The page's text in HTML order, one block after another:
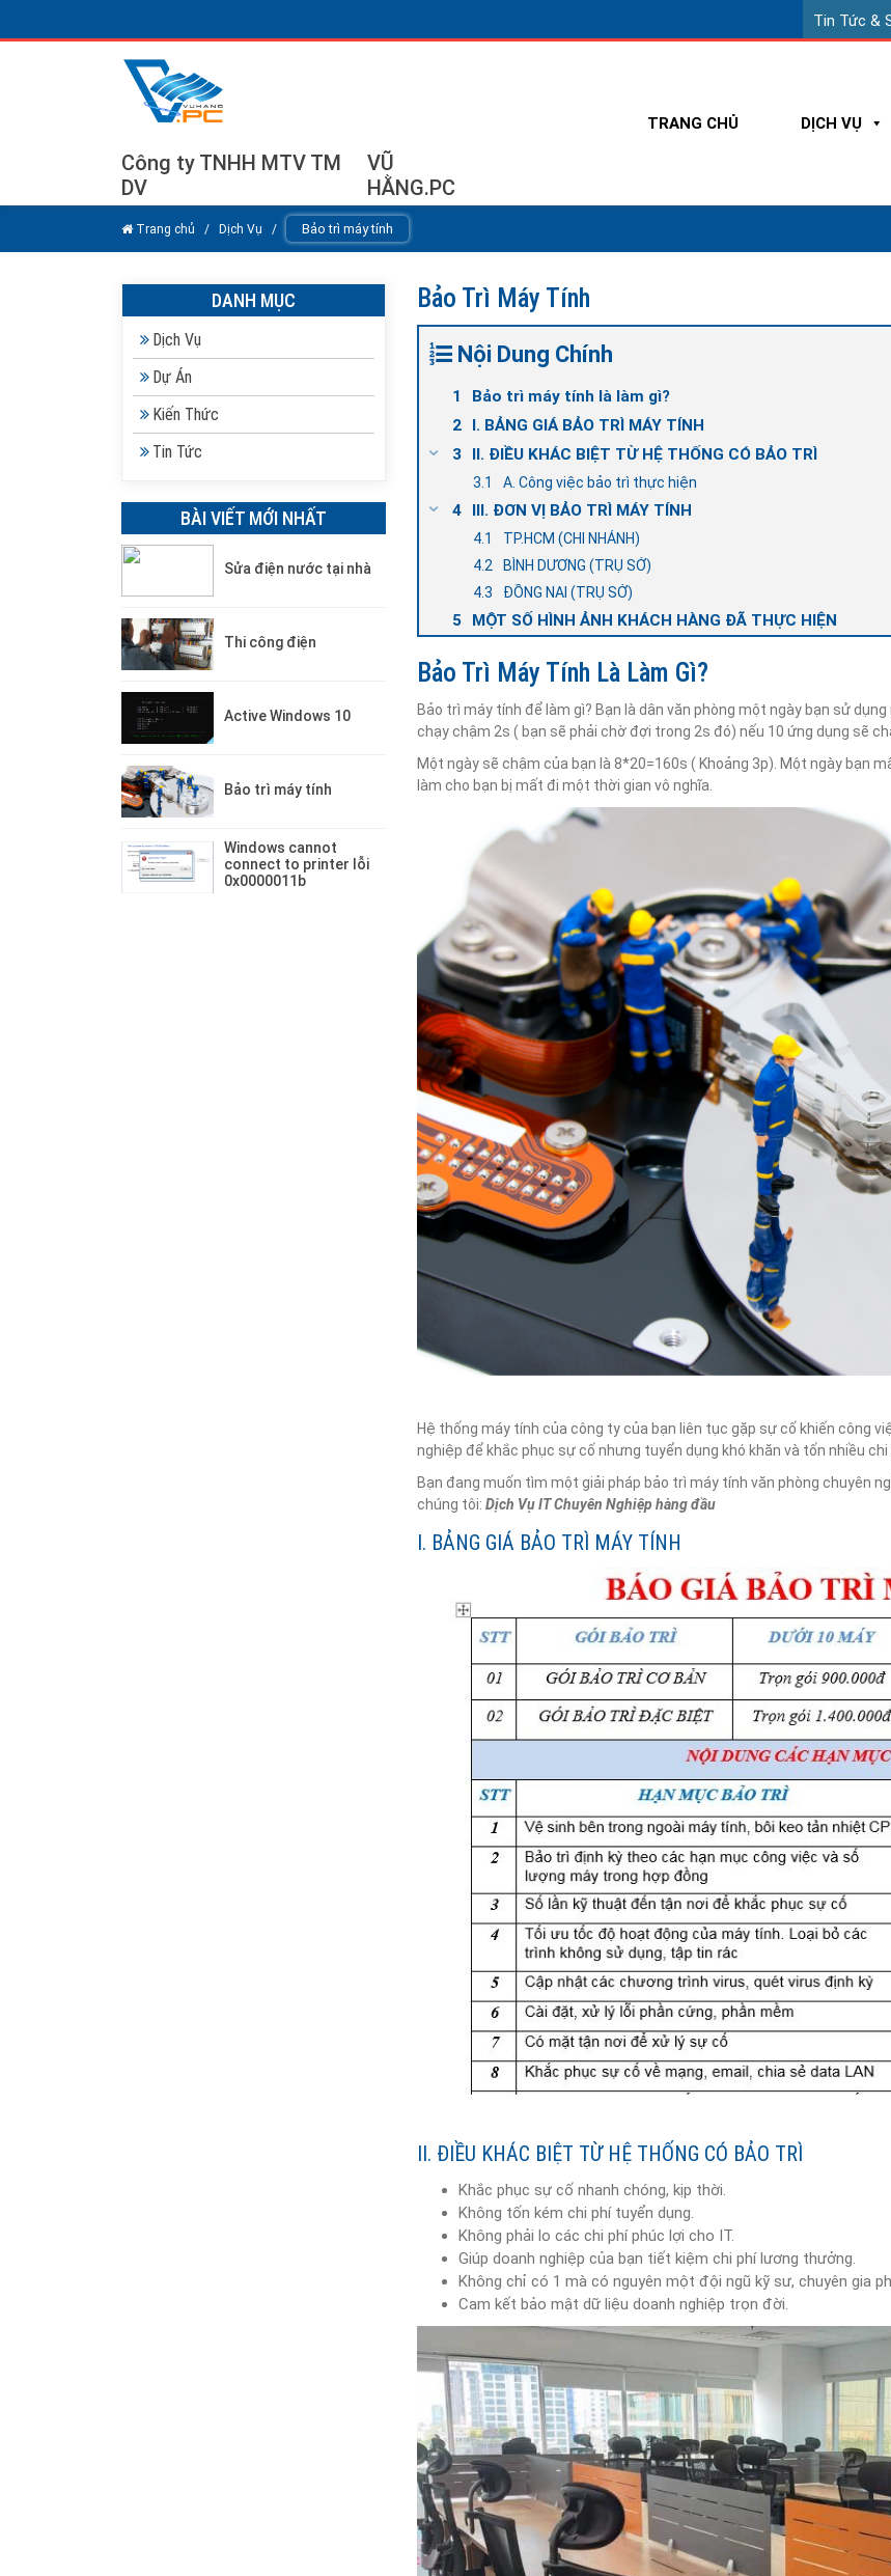
Tin Tức &
Công ty TNHH MTV TM
DV
VŨ
HẰNG.PC
TRANG CHỦ DỊCH VỤ
Trang chủ / Dịch Vụ / Bảo trì máy tính
DANH MỤC
Dịch Vụ
Dự Án
Kiến Thức
Tin Tức
BÀI VIẾT MỚI NHẤT
Sửa điện nước tại nhà
Thi công điện
Active Windows 10
Bảo trì máy tính
Windows cannot
connect to printer lỗi
0x0000011b
Bảo Trì Máy Tính
Nội Dung Chính
Bảo trì máy tính là làm gì?
I. BẢNG GIÁ BẢO TRÌ MÁY TÍNH
II. ĐIỀU KHÁC BIỆT TỪ HỆ THỐNG CÓ BẢO TRÌ
A. Công việc bảo trì thực hiện
III. ĐƠN VỊ BẢO TRÌ MÁY TÍNH
TP.HCM (CHI NHÁNH)
BÌNH DƯƠNG (TRỤ SỞ)
ĐỒNG NAI (TRỤ SỞ)
MỘT SỐ HÌNH ẢNH KHÁCH HÀNG ĐÃ THỰC HIỆN
Bảo Trì Máy Tính Là Làm Gì?
Bảo trì máy tính để làm gì? Bạn là dân văn phòng một ngày bạn sử
chạy chậm 2s ( bạn sẽ phải chờ đợi trong 2s đó) nếu 10 ứng dụng sẽ
Một ngày sẽ chậm của bạn là 8*20=160s ( Khoảng 3p). Một ngày bạn
làm cho bạn bị mất đi một thời gian vô nghĩa.
Hệ thống máy tính của công ty của bạn liên tục gặp sự cố khiến công
nghiệp để khắc phục sự cố nhưng tuyển dụng khó khăn và tốn nhiều chi
Bạn đang muốn tìm một giải pháp bảo trì máy tính văn phòng chuyên
chúng tôi: Dịch Vụ IT Chuyên Nghiệp hàng đầu
I. BẢNG GIÁ BẢO TRÌ MÁY TÍNH
II. ĐIỀU KHÁC BIỆT TỪ HỆ THỐNG CÓ BẢO TRÌ
Khắc phục sự cố nhanh chóng, kịp thời.
Không tốn kém chi phí tuyển dụng.
Không phải lo các chi phí phúc lợi cho IT.
Giúp doanh nghiệp của bạn tiết kiệm chi phí lương thưởng.
Không chỉ có 1 mà có nguyên một đội ngũ kỹ sư, chuyên gia
Cam kết bảo mật dữ liệu doanh nghiệp trọn đời.